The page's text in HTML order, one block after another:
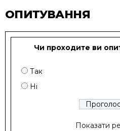
ОПИТУВАННЯ
Чи проходите ви
Так
Ні
Показати